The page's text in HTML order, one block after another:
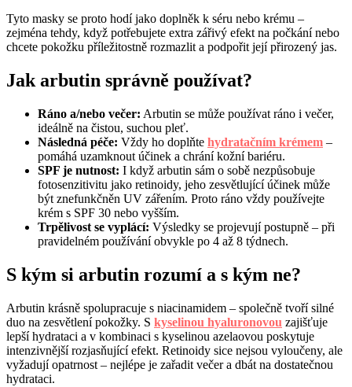
Tyto masky se proto hodí jako doplněk k séru nebo krému –
zejména tehdy, když potřebujete extra zářivý efekt na počkání nebo
chcete pokožku příležitostně rozmazlit a podpořit její přirozený jas.
Jak arbutin správně používat?
Ráno a/nebo večer: Arbutin se může používat ráno i večer,
ideálně na čistou, suchou pleť.
Následná péče: Vždy ho doplňte hydratačním krémem –
pomáhá uzamknout účinek a chrání kožní bariéru.
SPF je nutnost: I když arbutin sám o sobě nezpůsobuje
fotosenzitivitu jako retinoidy, jeho zesvětlující účinek může
být znefunkčněn UV zářením. Proto ráno vždy používejte
krém s SPF 30 nebo vyšším.
Trpělivost se vyplácí: Výsledky se projevují postupně – při
pravidelném používání obvykle po 4 až 8 týdnech.
S kým si arbutin rozumí a s kým ne?
Arbutin krásně spolupracuje s niacinamidem – společně tvoří silné
duo na zesvětlení pokožky. S kyselinou hyaluronovou zajišťuje
lepší hydrataci a v kombinaci s kyselinou azelaovou poskytuje
intenzivnější rozjasňující efekt. Retinoidy sice nejsou vyloučeny, ale
vyžadují opatrnost – nejlépe je zařadit večer a dbát na dostatečnou
hydrataci.